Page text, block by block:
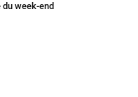
week-end